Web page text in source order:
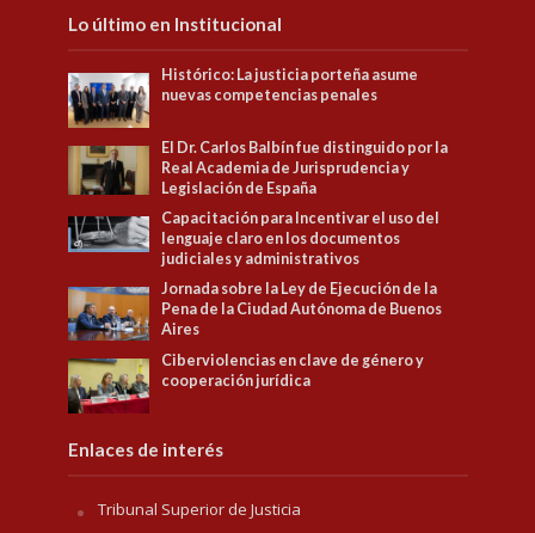
Lo último en Institucional
Histórico: La justicia porteña asume
nuevas competencias penales
El Dr. Carlos Balbín fue distinguido por la
Real Academia de Jurisprudencia y
Legislación de España
Capacitación para Incentivar el uso del
lenguaje claro en los documentos
judiciales y administrativos
Jornada sobre la Ley de Ejecución de la
Pena de la Ciudad Autónoma de Buenos
Aires
Ciberviolencias en clave de género y
cooperación jurídica
Enlaces de interés
Tribunal Superior de Justicia